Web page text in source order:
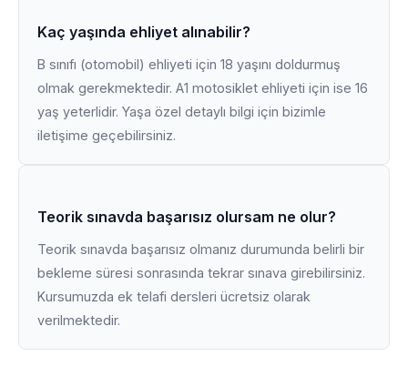
Kaç yaşında ehliyet alınabilir?
B sınıfı (otomobil) ehliyeti için 18 yaşını doldurmuş
olmak gerekmektedir. A1 motosiklet ehliyeti için ise 16
yaş yeterlidir. Yaşa özel detaylı bilgi için bizimle
iletişime geçebilirsiniz.
Teorik sınavda başarısız olursam ne olur?
Teorik sınavda başarısız olmanız durumunda belirli bir
bekleme süresi sonrasında tekrar sınava girebilirsiniz.
Kursumuzda ek telafi dersleri ücretsiz olarak
verilmektedir.